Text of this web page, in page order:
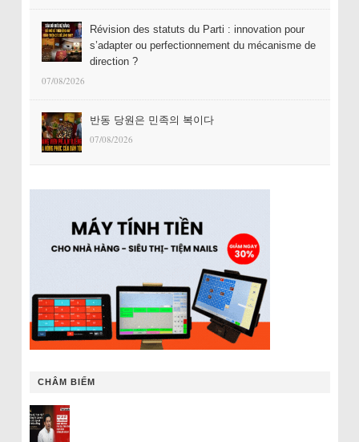
Révision des statuts du Parti : innovation pour
s’adapter ou perfectionnement du mécanisme de
direction ?
07/08/2026
반동 당원은 민족의 복이다
07/08/2026
CHÂM BIẾM